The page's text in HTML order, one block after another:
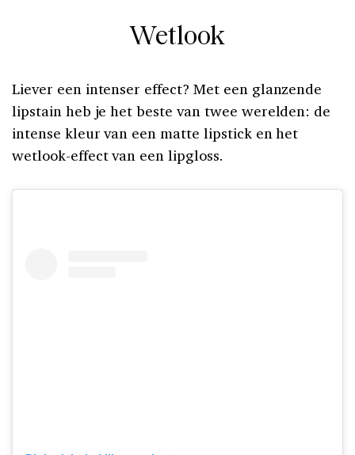
Wetlook
Liever een intenser effect? Met een glanzende
lipstain heb je het beste van twee werelden: de
intense kleur van een matte lipstick en het
wetlook-effect van een lipgloss.